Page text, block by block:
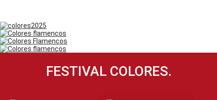
FESTIVAL COLORES.